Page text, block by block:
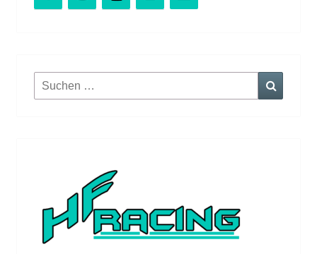
Suchen
nach: